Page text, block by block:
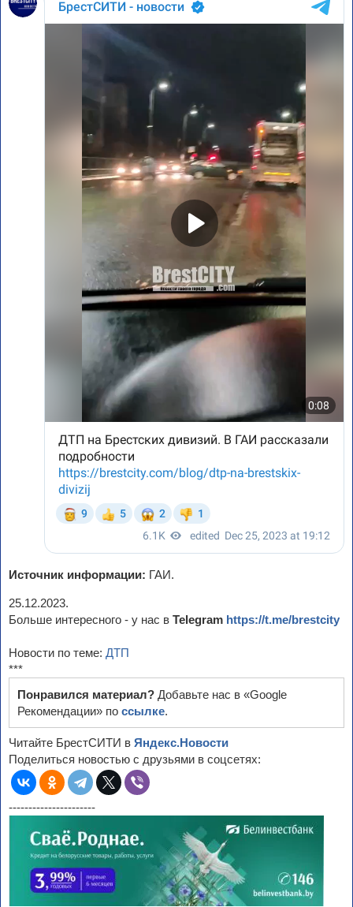
Источник информации: ГАИ.
25.12.2023.
Больше интересного - у нас в Telegram https://t.me/brestcity
Новости по теме: ДТП
***
Понравился материал? Добавьте нас в «Google
Рекомендации» по ссылке.
Читайте БрестСИТИ в Яндекс.Новости
Поделиться новостью с друзьями в соцсетях:
----------------------